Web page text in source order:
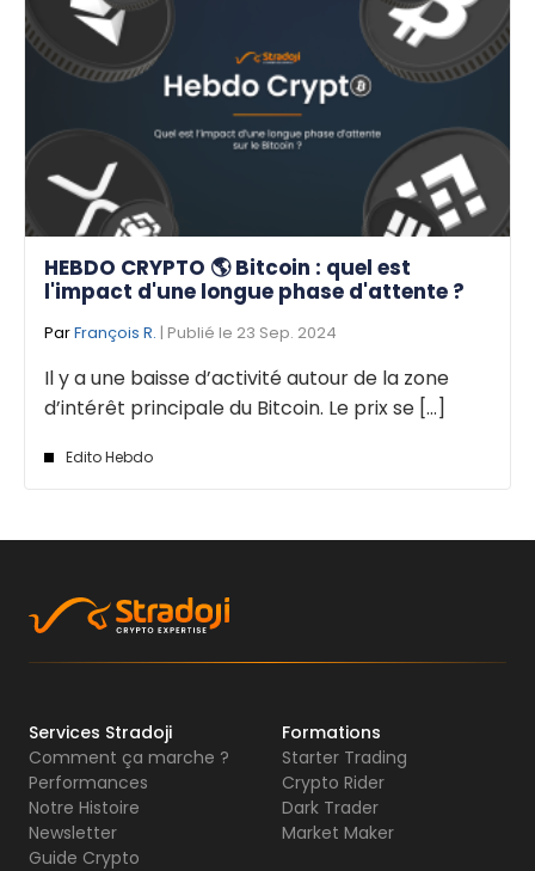
HEBDO CRYPTO 🌎 Bitcoin : quel est
l'impact d'une longue phase d'attente ?
ParFrançois R. | Publié le 23 Sep. 2024
Il y a une baisse d’activité autour de la zone
d’intérêt principale du Bitcoin. Le prix se [...]
Edito Hebdo
Services Stradoji
Comment ça marche ?
Performances
Notre Histoire
Newsletter
Guide Crypto
Formations
Starter Trading
Crypto Rider
Dark Trader
Market Maker